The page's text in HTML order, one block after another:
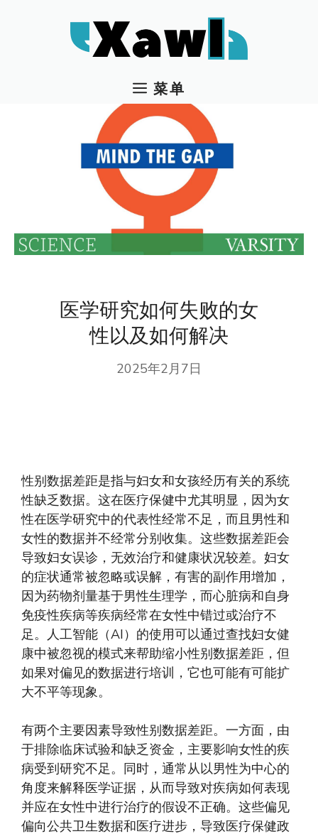
菜单
医学研究如何失败的女
性以及如何解决
2025年2月7日
性别数据差距是指与妇女和女孩经历有关的系统
性缺乏数据。这在医疗保健中尤其明显，因为女
性在医学研究中的代表性经常不足，而且男性和
女性的数据并不经常分别收集。这些数据差距会
导致妇女误诊，无效治疗和健康状况较差。妇女
的症状通常被忽略或误解，有害的副作用增加，
因为药物剂量基于男性生理学，而心脏病和自身
免疫性疾病等疾病经常在女性中错过或治疗不
足。人工智能（AI）的使用可以通过查找妇女健
康中被忽视的模式来帮助缩小性别数据差距，但
如果对偏见的数据进行培训，它也可能有可能扩
大不平等现象。
有两个主要因素导致性别数据差距。一方面，由
于排除临床试验和缺乏资金，主要影响女性的疾
病受到研究不足。同时，通常从以男性为中心的
角度来解释医学证据，从而导致对疾病如何表现
并应在女性中进行治疗的假设不正确。这些偏见
偏向公共卫生数据和医疗进步，导致医疗保健政